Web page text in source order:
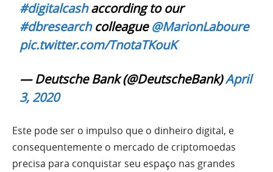
#digitalcashaccording to our
#dbresearchcolleague@MarionLaboure
pic.twitter.com/TnotaTKouK
— Deutsche Bank (@DeutscheBank)April
3, 2020
Este pode ser o impulso que o dinheiro digital, e
consequentemente o mercado de criptomoedas
precisa para conquistar seu espaço nas grandes